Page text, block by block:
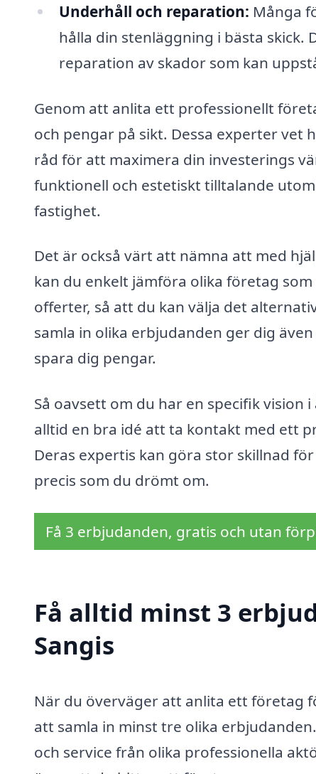
Underhåll och reparation: Många
hålla din stenläggning i bästa
reparation av skador som kan
Genom att anlita ett professionellt
och pengar på sikt. Dessa experter vet
råd för att maximera din investerings
funktionell och estetiskt tilltalande
fastighet.
Det är också värt att nämna att med
kan du enkelt jämföra olika företag
offerter, så att du kan välja det
samla in olika erbjudanden ger dig
spara dig pengar.
Så oavsett om du har en specifik
alltid en bra idé att ta kontakt med ett
Deras expertis kan göra stor skillnad
precis som du drömt om.
Få 3 erbjudanden, gratis och utan
Få alltid minst 3
Sangis
När du överväger att anlita ett företag
att samla in minst tre olika
och service från olika professionella